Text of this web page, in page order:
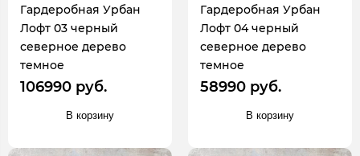
Гардеробная Урбан
Лофт 03 черный
северное дерево
темное
106990 руб.
В корзину
Гардеробная Урбан
Лофт 04 черный
северное дерево
темное
58990 руб.
В корзину